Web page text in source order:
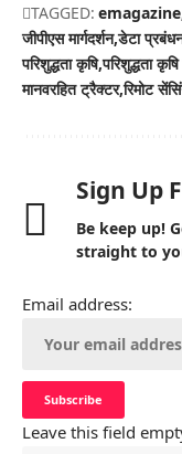
TAGGED: emagazine
जीपीएस मार्गदर्शन डेटा
परिशुद्धता कृषि परिशुद्धता कृषि
मानवरहित ट्रैक्टर रिमोट
Sign Up
Be keep up!
straight to
Email address:
Leave this field